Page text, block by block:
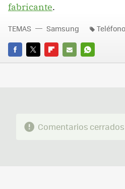
fabricante.
FACEBOOK
TWITTERFLIPBOARD
E-
WHATSAPP
TEMAS Samsung
Comentarios cerrados